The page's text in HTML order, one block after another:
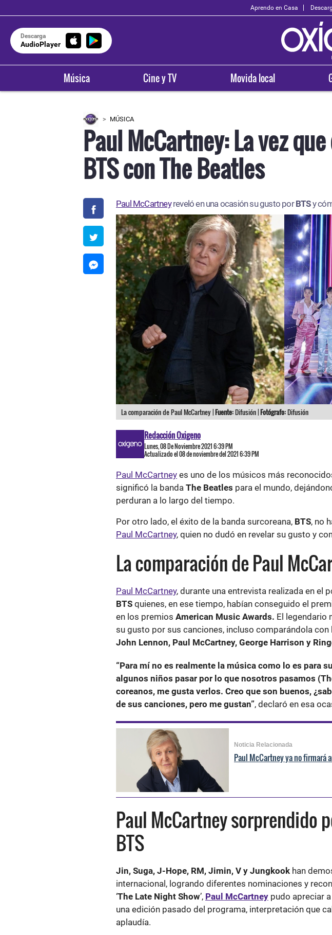
Aprendo en Casa
Descarga
AudioPlayer
Música Cine y TV Movida local
MÚSICA
Paul McCartney: La vez
BTS con The Beatles
Paul McCartneyreveló en una ocasión su gusto porBTSy
La comparación de Paul McCartney |Fuente:Difusión |Fotógrafo:Difusión
Redacción Oxigeno
Lunes, 08 De Noviembre 2021 6:39 PM
Actualizado el 08 de noviembre del 2021 6:39 PM
Paul McCartney es uno de los músicos más
significó la banda The Beatles para el mundo,
perduran a lo largo del tiempo.
Por otro lado, el éxito de la banda surcoreana, BTS, no
Paul McCartney, quien no dudó en revelar su gusto y
La comparación de Paul
Paul McCartney, durante una entrevista realizada en el
BTS quienes, en ese tiempo, habían conseguido el
en los premios American Music Awards. El legendario
su gusto por sus canciones, incluso comparándola
John Lennon, Paul McCartney, George Harrison y
“Para mí no es realmente la música como lo es para
algunos niños pasar por lo que nosotros pasamos
coreanos, me gusta verlos. Creo que son buenos,
de sus canciones, pero me gustan”, declaró en esa
Noticia Relacionada
Paul McCartney ya no firmará
Paul McCartney sorprendido
BTS
Jin, Suga, J-Hope, RM, Jimin, V y Jungkook han
internacional, logrando diferentes nominaciones y
‘The Late Night Show’, Paul McCartney pudo apreciar a
una edición pasado del programa, interpretación que
aplaudía.